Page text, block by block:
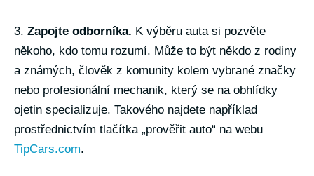
3. Zapojte odborníka. K výběru auta si pozvěte
někoho, kdo tomu rozumí. Může to být někdo z rodiny
a známých, člověk z komunity kolem vybrané značky
nebo profesionální mechanik, který se na obhlídky
ojetin specializuje. Takového najdete například
prostřednictvím tlačítka „prověřit auto“ na webu
TipCars.com.